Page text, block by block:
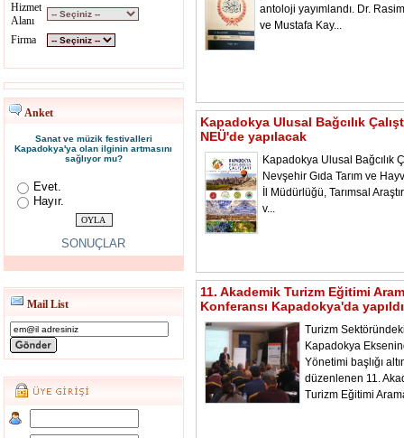
Hizmet
Alanı
Firma
Anket
Sanat ve müzik festivalleri
Kapadokya'ya olan ilginin artmasını
sağlıyor mu?
Evet.
Hayır.
SONUÇLAR
Mail List
antoloji yayımlandı. Dr.
ve Mustafa Kay...
Kapadokya Ulusal Bağcılık
NEÜ'de yapılacak
Kapadokya Ulusal Bağcılık
Nevşehir Gıda Tarım ve
İl Müdürlüğü, Tarımsal
v...
11. Akademik Turizm Eğitimi
Konferansı Kapadokya'da yapıldı
Turizm
Kapadokya
Yönetimi başlığı
düzenlenen 11.
Turizm Eğitimi